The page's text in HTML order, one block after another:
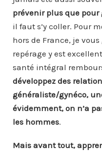
prévenir plus que pour
il faut s’y coller. Pour
hors de France, je
repérage y est
santé intégral
développez des
généraliste/gynéco,
évidemment, on n’a
les hommes.
Mais avant tout,